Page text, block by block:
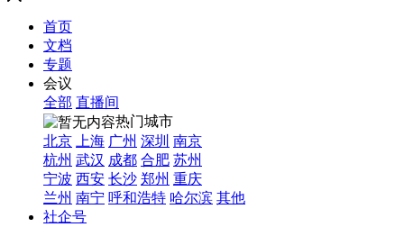
首页
文档
专题
会议
全部 直播间
热门城市
北京
上海 广州 深圳 南京
杭州 武汉 成都 合肥 苏州
宁波 西安 长沙 郑州 重庆
兰州 南宁 呼和浩特 哈尔滨 其他
社企号